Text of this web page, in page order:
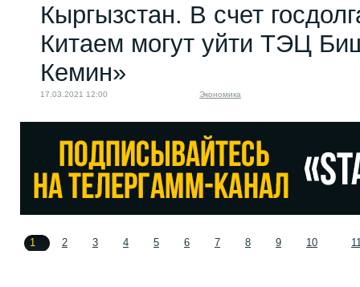
Кыргызстан. В счет
Китаем могут уйти ТЭЦ
Кемин»
17.03.2021 12:00 Экономика
1 2 3 4 5 6 7 8 9 10